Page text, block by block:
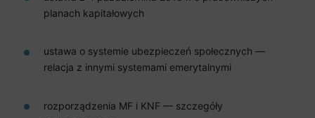
planach kapitałowych
ustawa o systemie ubezpieczeń społecznych —
relacja z innymi systemami emerytalnymi
rozporządzenia MF i KNF — szczegóły